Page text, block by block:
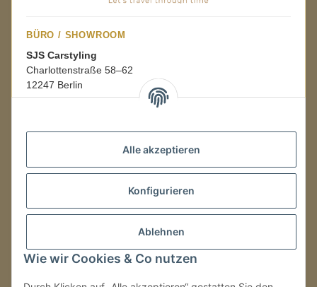
Alle akzeptieren
Konfigurieren
Ablehnen
Wie wir Cookies & Co nutzen
BÜRO / SHOWROOM
SJS Carstyling
Charlottenstraße 58–62
12247 Berlin
08:00–16:00 Uhr
LAGER / RETOUREN
Packmonster Fulfillment
SJS Carstyling Lager
Retouren ausschließlich an diese Adresse.